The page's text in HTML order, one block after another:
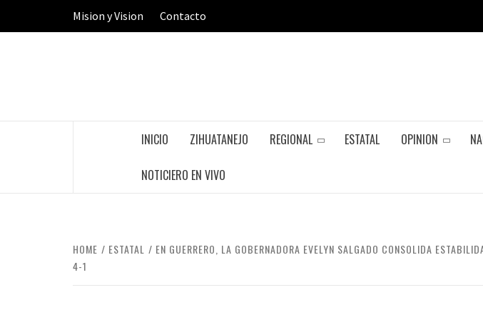
Mision y Vision Contacto
INICIO ZIHUATANEJO REGIONAL ESTATAL OPINION
NOTICIERO EN VIVO
HOME ESTATAL EN GUERRERO, LA GOBERNADORA EVELYN SALGADO CONSOLIDA
4-1